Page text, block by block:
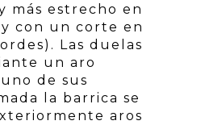
más estrecho en
y con un corte en
Las duelas
un aro
de sus
la barrica se
aros